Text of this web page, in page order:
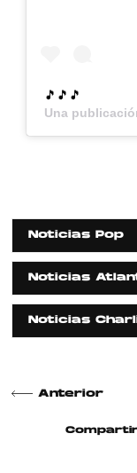
🎵🎵🎵
Una
Noticias Pop
Noticias
Noticias
Anterior